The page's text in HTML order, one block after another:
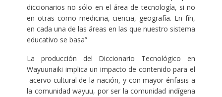
diccionarios no sólo en el área de tecnología, si no
en otras como medicina, ciencia, geografía. En fín,
en cada una de las áreas en las que nuestro sistema
educativo se basa”
La producción del Diccionario Tecnológico en
Wayuunaiki implica un impacto de contenido para el
acervo cultural de la nación, y con mayor énfasis a
la comunidad wayuu, por ser la comunidad indígena